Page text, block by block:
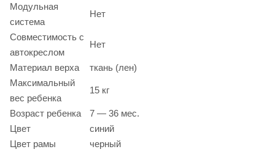
Модульная
система
Нет
Совместимость с
автокреслом
Нет
Материал верха
ткань (лен)
Максимальный
вес ребенка
15 кг
Возраст ребенка
7 — 36 мес.
Цвет
синий
Цвет рамы
черный